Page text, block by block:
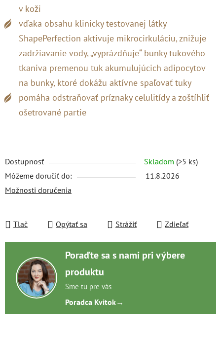
v koži
vďaka obsahu klinicky testovanej látky
ShapePerfection aktivuje mikrocirkuláciu, znižuje
zadržiavanie vody, „vyprázdňuje“ bunky tukového
tkaniva premenou tuk akumulujúcich adipocytov
na bunky, ktoré dokážu aktívne spaľovať tuky
pomáha odstraňovať príznaky celulitídy a zoštíhliť
ošetrované partie
Dostupnosť Skladom (>5 ks)
Môžeme doručiť do:
11.8.2026
Možnosti doručenia
Tlač Opýtať sa Strážiť Zdieľať
Poraďte sa s nami pri výbere
produktu
Sme tu pre vás
Poradca Kvitok→